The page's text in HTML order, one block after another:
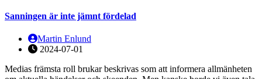
Sanningen är inte jämnt fördelad
Martin Enlund
2024-07-01
Medias främsta roll brukar beskrivas som att informera allmänheten